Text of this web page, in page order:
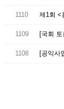
1110 제1회 <
1109 [국회
1108